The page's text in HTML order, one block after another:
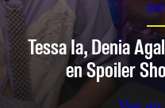
Tessa Ia, Denia
en Spoiler